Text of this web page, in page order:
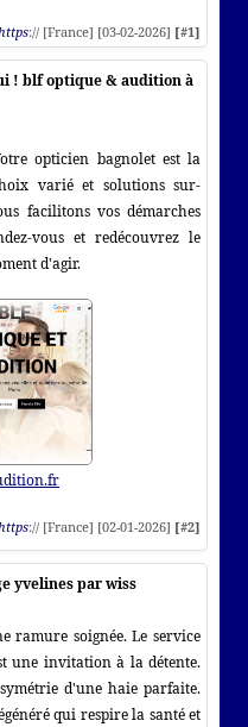
:// [France] [03-02-2026] [#1]
! blf optique & audition à
opticien bagnolet est la
varié et solutions sur-
facilitons vos démarches
vous et redécouvrez le
d'agir.
:// [France] [02-01-2026] [#2]
yvelines par wiss
ramure soignée. Le service
une invitation à la détente.
d'une haie parfaite.
qui respire la santé et